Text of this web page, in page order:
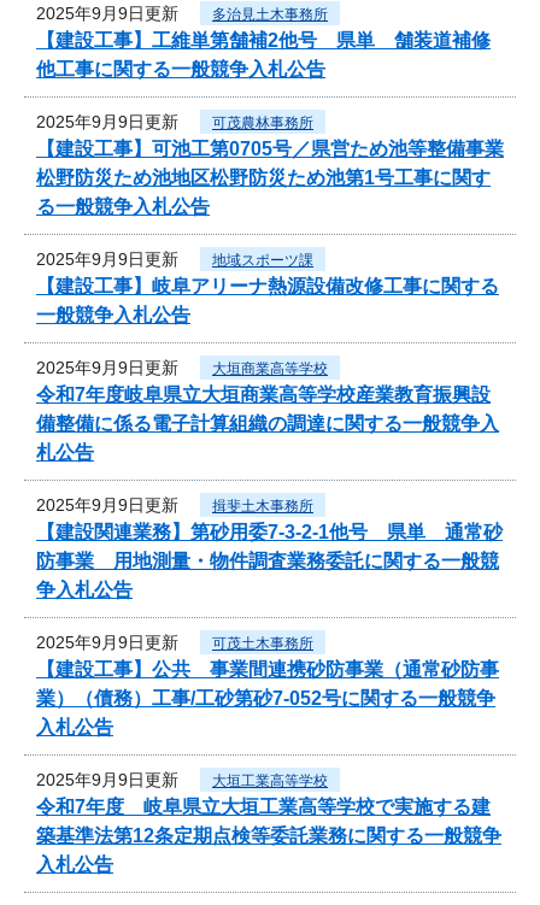
2025年9月9日更新 多治見土木事務所
【建設工事】工維単第舗補2他号 県単 舗装道補修
他工事に関する一般競争入札公告
2025年9月9日更新 可茂農林事務所
【建設工事】可池工第0705号／県営ため池等整備事業
松野防災ため池地区松野防災ため池第1号工事に関す
る一般競争入札公告
2025年9月9日更新 地域スポーツ課
【建設工事】岐阜アリーナ熱源設備改修工事に関する
一般競争入札公告
2025年9月9日更新 大垣商業高等学校
令和7年度岐阜県立大垣商業高等学校産業教育振興設
備整備に係る電子計算組織の調達に関する一般競争入
札公告
2025年9月9日更新 揖斐土木事務所
【建設関連業務】第砂用委7-3-2-1他号 県単 通常砂
防事業 用地測量・物件調査業務委託に関する一般競
争入札公告
2025年9月9日更新 可茂土木事務所
【建設工事】公共 事業間連携砂防事業（通常砂防事
業）（債務）工事/工砂第砂7-052号に関する一般競争
入札公告
2025年9月9日更新 大垣工業高等学校
令和7年度 岐阜県立大垣工業高等学校で実施する建
築基準法第12条定期点検等委託業務に関する一般競争
入札公告